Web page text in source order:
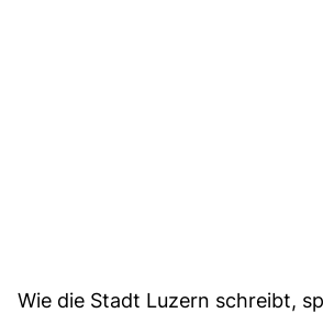
Wie die Stadt Luzern schreibt,